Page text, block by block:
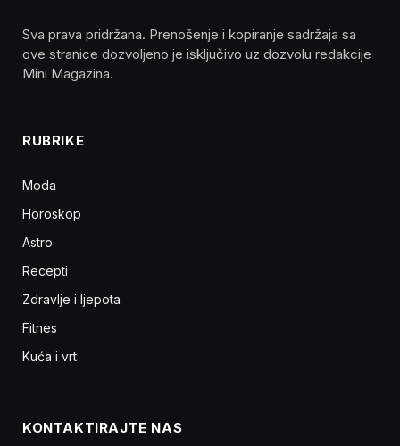
Sva prava pridržana. Prenošenje i kopiranje sadržaja sa
ove stranice dozvoljeno je isključivo uz dozvolu redakcije
Mini Magazina.
RUBRIKE
Moda
Horoskop
Astro
Recepti
Zdravlje i ljepota
Fitnes
Kuća i vrt
KONTAKTIRAJTE NAS